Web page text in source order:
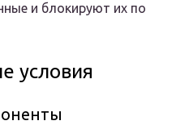
и блокируют их по
условия